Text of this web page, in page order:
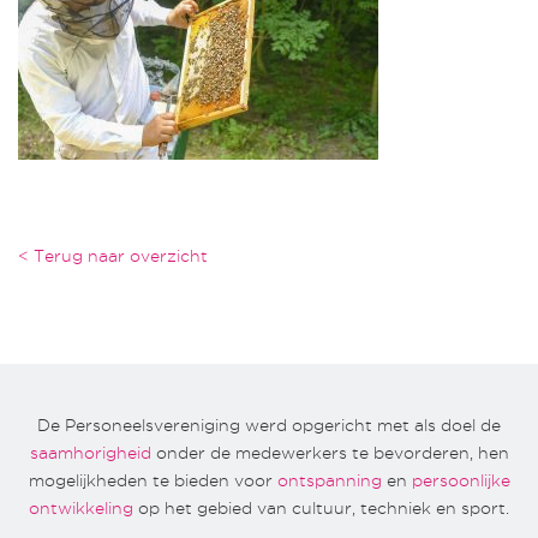
< Terug naar overzicht
De Personeelsvereniging werd opgericht met als doel de
saamhorigheid onder de medewerkers te bevorderen, hen
mogelijkheden te bieden voor ontspanning en persoonlijke
ontwikkeling op het gebied van cultuur, techniek en sport.